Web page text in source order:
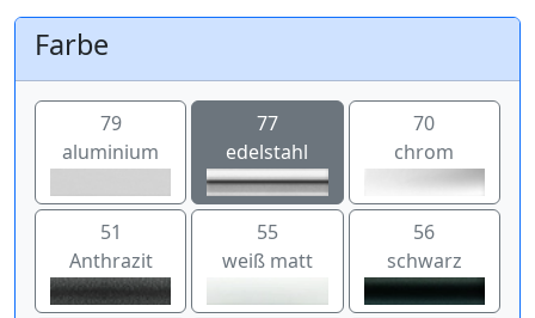
Farbe
79
aluminium
77
edelstahl
70
chrom
51
Anthrazit
55
weiß matt
56
schwarz